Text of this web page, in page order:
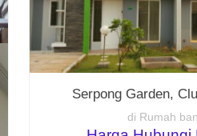
Serpong Garden,
di Rumah